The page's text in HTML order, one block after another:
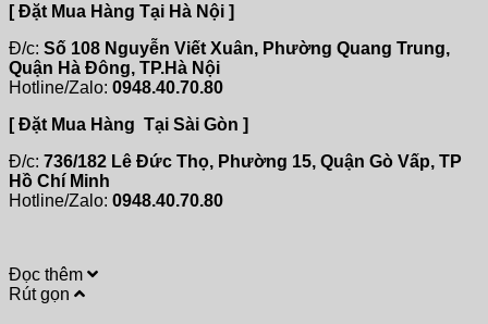
[ Đặt Mua Hàng Tại Hà Nội ]
Đ/c: Số 108 Nguyễn Viết Xuân, Phường Quang Trung,
Quận Hà Đông, TP.Hà Nội
Hotline/Zalo: 0948.40.70.80
[ Đặt Mua Hàng Tại Sài Gòn ]
Đ/c: 736/182 Lê Đức Thọ, Phường 15, Quận Gò Vấp, TP
Hồ Chí Minh
Hotline/Zalo: 0948.40.70.80
Đọc thêm
Rút gọn